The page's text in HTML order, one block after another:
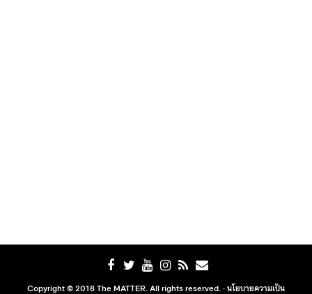
Copyright © 2018 The MATTER. All rights reserved. ·นโยบายความเป็น